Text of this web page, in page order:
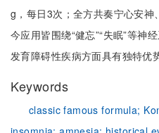
g，每日3次；全方共奏宁心安
今应用皆围绕“健忘”“失眠”等神
发育障碍性疾病方面具有独特优
Keywords
classic famous formula;